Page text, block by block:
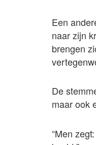
Een
naar zijn
brengen
De
maar ook
“Men